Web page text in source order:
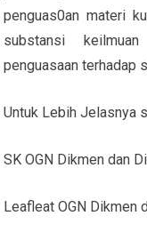
penguas0an materi
substansi
penguasaan terhadap
Untuk Lebih Jelasnya
SK OGN Dikmen dan
Leafleat OGN Dikmen